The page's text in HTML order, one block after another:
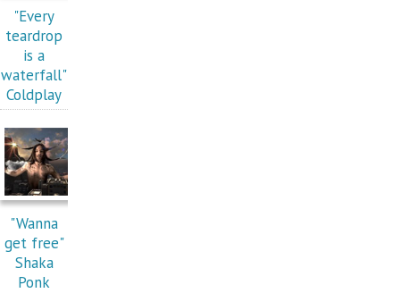
"Every
teardrop
is a
waterfall"
Coldplay
"Wanna
get free"
Shaka
Ponk